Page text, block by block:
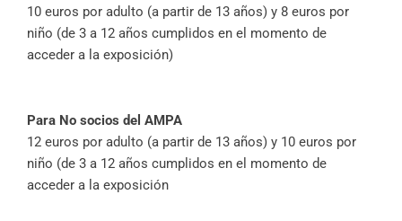
10 euros por adulto (a partir de 13 años) y 8 euros por
niño (de 3 a 12 años cumplidos en el momento de
acceder a la exposición)
Para No socios del AMPA
12 euros por adulto (a partir de 13 años) y 10 euros por
niño (de 3 a 12 años cumplidos en el momento de
acceder a la exposición